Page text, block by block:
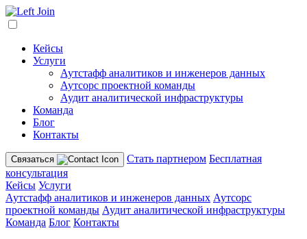
Кейсы
Услуги
Аутстафф аналитиков и инженеров данных
Аутсорс проектной команды
Аудит аналитической инфраструктуры
Команда
Блог
Контакты
Связаться Стать партнером Бесплатная
консультация
Кейсы Услуги
Аутстафф аналитиков и инженеров данных Аутсорс
проектной команды Аудит аналитической инфраструктуры
Команда Блог Контакты